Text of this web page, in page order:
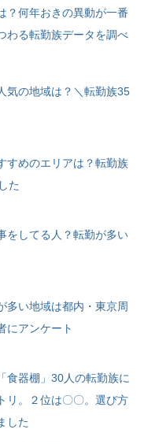
？何年おきの異動が一番
わる転勤族データを調べ
気の地域は？＼転勤族35
すめのエリアは？転勤族
た
をしてる人？転勤が多い
多い地域は都内・東京周
にアンケート
食器棚」30人の転勤族に
リ。２位は〇〇。選び方
した